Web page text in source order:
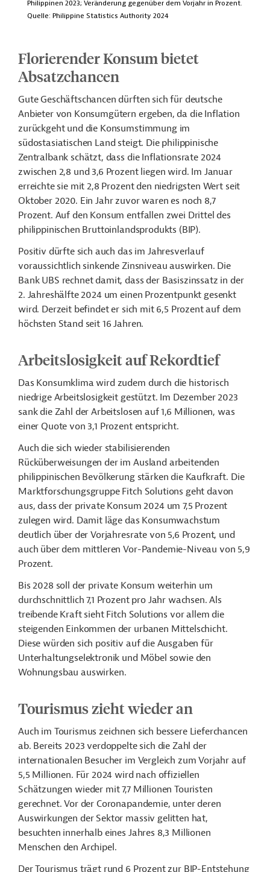
Florierender Konsum bietet
Absatzchancen
Gute Geschäftschancen dürften sich für deutsche
Anbieter von Konsumgütern ergeben, da die Inflation
zurückgeht und die Konsumstimmung im
südostasiatischen Land steigt. Die philippinische
Zentralbank schätzt, dass die Inflationsrate 2024
zwischen 2,8 und 3,6 Prozent liegen wird. Im Januar
erreichte sie mit 2,8 Prozent den niedrigsten Wert seit
Oktober 2020. Ein Jahr zuvor waren es noch 8,7
Prozent. Auf den Konsum entfallen zwei Drittel des
philippinischen Bruttoinlandsprodukts (BIP).
Positiv dürfte sich auch das im Jahresverlauf
voraussichtlich sinkende Zinsniveau auswirken. Die
Bank UBS rechnet damit, dass der Basiszinssatz in der
2. Jahreshälfte 2024 um einen Prozentpunkt gesenkt
wird. Derzeit befindet er sich mit 6,5 Prozent auf dem
höchsten Stand seit 16 Jahren.
Arbeitslosigkeit auf Rekordtief
Das Konsumklima wird zudem durch die historisch
niedrige Arbeitslosigkeit gestützt. Im Dezember 2023
sank die Zahl der Arbeitslosen auf 1,6 Millionen, was
einer Quote von 3,1 Prozent entspricht.
Auch die sich wieder stabilisierenden
Rücküberweisungen der im Ausland arbeitenden
philippinischen Bevölkerung stärken die Kaufkraft. Die
Marktforschungsgruppe Fitch Solutions geht davon
aus, dass der private Konsum 2024 um 7,5 Prozent
zulegen wird. Damit läge das Konsumwachstum
deutlich über der Vorjahresrate von 5,6 Prozent, und
auch über dem mittleren Vor-Pandemie-Niveau von 5,9
Prozent.
Bis 2028 soll der private Konsum weiterhin um
durchschnittlich 7,1 Prozent pro Jahr wachsen. Als
treibende Kraft sieht Fitch Solutions vor allem die
steigenden Einkommen der urbanen Mittelschicht.
Diese würden sich positiv auf die Ausgaben für
Unterhaltungselektronik und Möbel sowie den
Wohnungsbau auswirken.
Tourismus zieht wieder an
Auch im Tourismus zeichnen sich bessere Lieferchancen
ab. Bereits 2023 verdoppelte sich die Zahl der
internationalen Besucher im Vergleich zum Vorjahr auf
5,5 Millionen. Für 2024 wird nach offiziellen
Schätzungen wieder mit 7,7 Millionen Touristen
gerechnet. Vor der Coronapandemie, unter deren
Auswirkungen der Sektor massiv gelitten hat,
besuchten innerhalb eines Jahres 8,3 Millionen
Menschen den Archipel.
Der Tourismus trägt rund 6 Prozent zur BIP-Entstehung